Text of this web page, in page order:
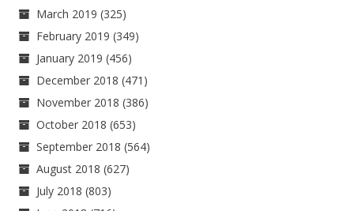
March 2019 (325)
February 2019 (349)
January 2019 (456)
December 2018 (471)
November 2018 (386)
October 2018 (653)
September 2018 (564)
August 2018 (627)
July 2018 (803)